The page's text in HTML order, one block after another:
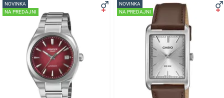
NOVINKA
NA PREDAJNI
NOVINKA
NA PREDAJNI